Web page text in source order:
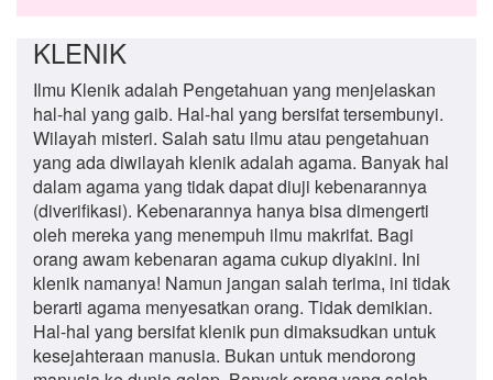
KLENIK
Ilmu Klenik adalah Pengetahuan yang menjelaskan
hal-hal yang gaib. Hal-hal yang bersifat tersembunyi.
Wilayah misteri. Salah satu ilmu atau pengetahuan
yang ada diwilayah klenik adalah agama. Banyak hal
dalam agama yang tidak dapat diuji kebenarannya
(diverifikasi). Kebenarannya hanya bisa dimengerti
oleh mereka yang menempuh ilmu makrifat. Bagi
orang awam kebenaran agama cukup diyakini. Ini
klenik namanya! Namun jangan salah terima, ini tidak
berarti agama menyesatkan orang. Tidak demikian.
Hal-hal yang bersifat klenik pun dimaksudkan untuk
kesejahteraan manusia. Bukan untuk mendorong